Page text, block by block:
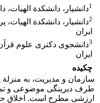
1دانشیار، دانشکدة الهیات،
2دانشیار، دانشکدة الهیات،
ایران
3دانشجوی دکتری علوم
ایران
چکیده
سازمان و مدیریت، به
طرف دیرینگی موضوعی و
ارزشی مطرح است. اخلاق